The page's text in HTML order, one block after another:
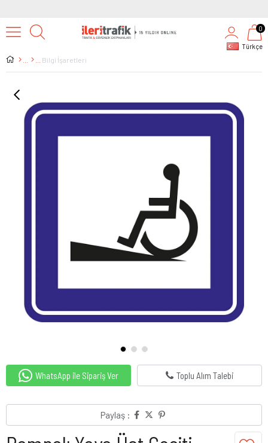
Türkçe
0
Bilgi İşaretleri
WhatsApp ile Sipariş Ver Toplu Alım Talebi
Paylaş :